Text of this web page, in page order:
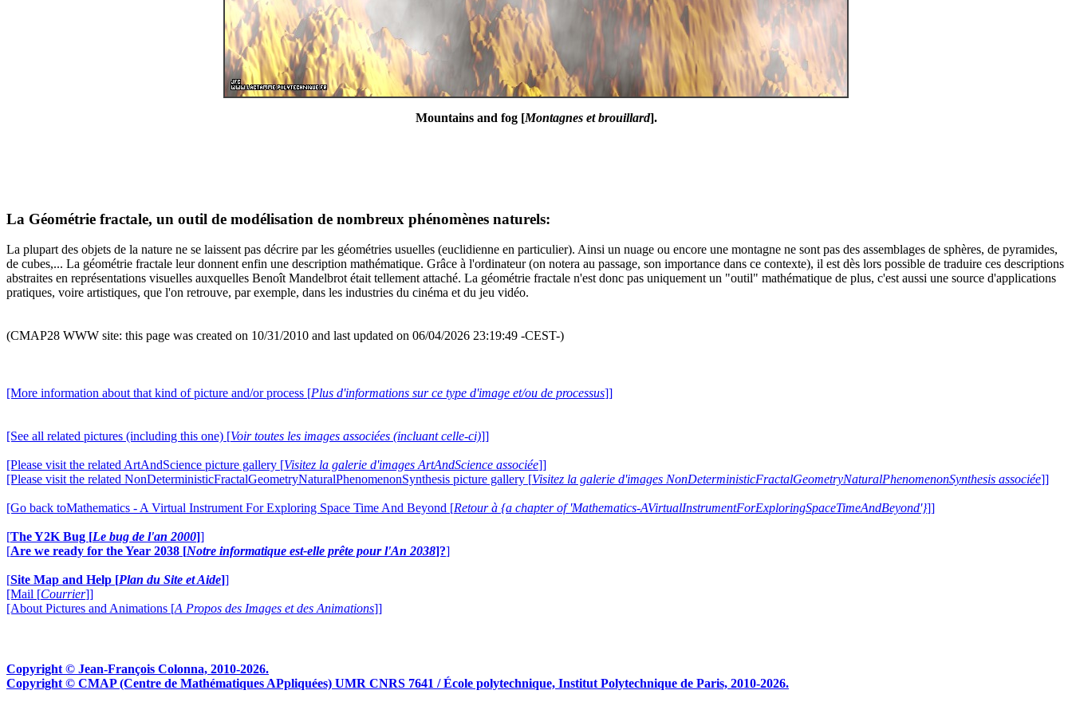
Mountains and fog [Montagnes et brouillard].
La Géométrie fractale, un outil de modélisation de nombreux phénomènes naturels:
La plupart des objets de la nature ne se laissent pas décrire par les géométries usuelles (euclidienne en particulier). Ainsi un nuage ou encore une montagne ne sont pas des assemblages de sphères, de pyramides,
de cubes,... La géométrie fractale leur donnent enfin une description mathématique. Grâce à l'ordinateur (on notera au passage, son importance dans ce contexte), il est dès lors possible de traduire ces descriptions
abstraites en représentations visuelles auxquelles Benoît Mandelbrot était tellement attaché. La géométrie fractale n'est donc pas uniquement un "outil" mathématique de plus, c'est aussi une source d'applications
pratiques, voire artistiques, que l'on retrouve, par exemple, dans les industries du cinéma et du jeu vidéo.
(CMAP28 WWW site: this page was created on 10/31/2010 and last updated on 06/04/2026 23:19:49 -CEST-)
[More information about that kind of picture and/or process [Plus d'informations sur ce type d'image et/ou de processus]]
[See all related pictures (including this one) [Voir toutes les images associées (incluant celle-ci)]]
[Please visit the related ArtAndScience picture gallery [Visitez la galerie d'images ArtAndScience associée]]
[Please visit the related NonDeterministicFractalGeometryNaturalPhenomenonSynthesis picture gallery [Visitez la galerie d'images NonDeterministicFractalGeometryNaturalPhenomenonSynthesis associée]]
[Go back toMathematics - A Virtual Instrument For Exploring Space Time And Beyond [Retour à {a chapter of 'Mathematics-AVirtualInstrumentForExploringSpaceTimeAndBeyond'}]]
[The Y2K Bug [Le bug de l'an 2000]]
[Are we ready for the Year 2038 [Notre informatique est-elle prête pour l'An 2038]?]
[Site Map and Help [Plan du Site et Aide]]
[Mail [Courrier]]
[About Pictures and Animations [A Propos des Images et des Animations]]
Copyright © Jean-François Colonna, 2010-2026.
Copyright © CMAP (Centre de Mathématiques APpliquées) UMR CNRS 7641 / École polytechnique, Institut Polytechnique de Paris, 2010-2026.